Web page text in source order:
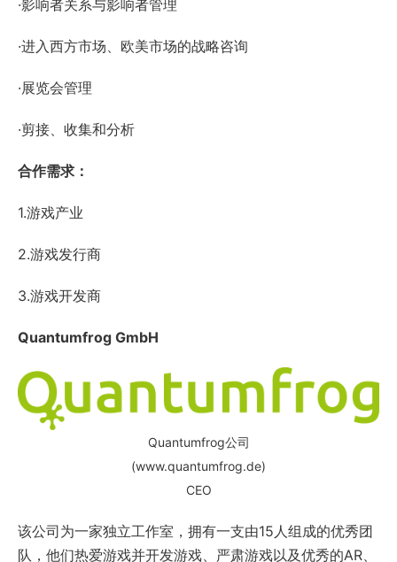
·影响者关系与影响者管理
·进入西方市场、欧美市场的战略咨询
·展览会管理
·剪接、收集和分析
合作需求：
1.游戏产业
2.游戏发行商
3.游戏开发商
Quantumfrog GmbH
Quantumfrog公司
(www.quantumfrog.de)
CEO
该公司为一家独立工作室，拥有一支由15人组成的优秀团
队，他们热爱游戏并开发游戏、严肃游戏以及优秀的AR、